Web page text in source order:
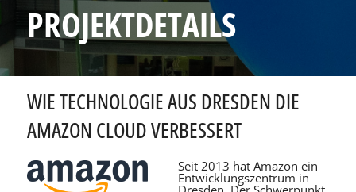
PROJEKTDETAILS
WIE TECHNOLOGIE AUS DRESDEN DIE
AMAZON CLOUD VERBESSERT
Seit 2013 hat Amazon ein
Entwicklungszentrum in